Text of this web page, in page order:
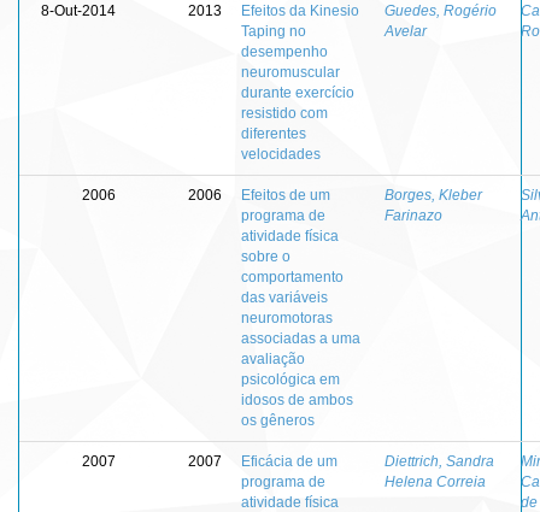
8-Out-2014 2013
Efeitos da Kinesio
Taping no
desempenho
neuromuscular
durante exercício
resistido com
diferentes
velocidades
Guedes, Rogério
Avelar
2006 2006
Efeitos de um
programa de
atividade física
sobre o
comportamento
das variáveis
neuromotoras
associadas a uma
avaliação
psicológica em
idosos de ambos
os gêneros
Borges, Kleber
Farinazo
2007 2007
Eficácia de um
programa de
atividade física
Diettrich, Sandra
Helena Correia
de